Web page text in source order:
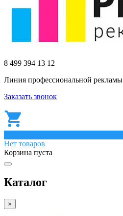
8 499 394 13 12
Линия профессиональной рекламы
Заказать звонок
Нет товаров
Корзина пуста
Каталог
×